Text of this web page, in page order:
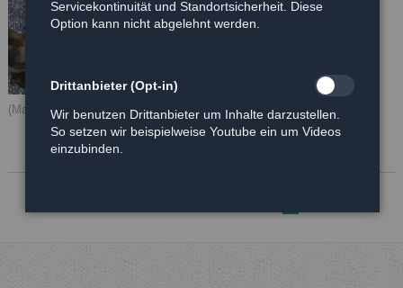
(Ma)Donna
Servicekontinuität und Standortsicherheit. Diese
Option kann nicht abgelehnt werden.
Drittanbieter (Opt-in)
Wir benutzen Drittanbieter um Inhalte darzustellen.
So setzen wir beispielweise Youtube ein um Videos
einzubinden.